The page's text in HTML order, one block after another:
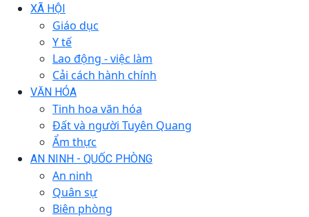
XÃ HỘI
Giáo dục
Y tế
Lao động - việc làm
Cải cách hành chính
VĂN HÓA
Tinh hoa văn hóa
Đất và người Tuyên Quang
Ẩm thực
AN NINH - QUỐC PHÒNG
An ninh
Quân sự
Biên phòng